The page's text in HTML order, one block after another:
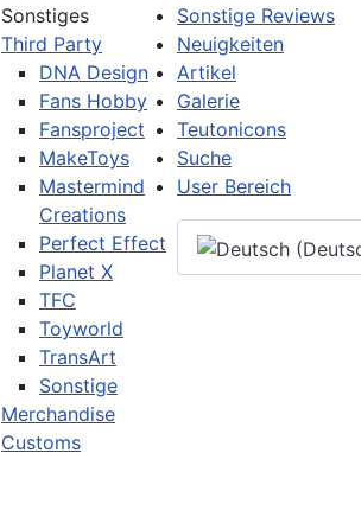
Sonstiges
Third Party
DNA Design
Fans Hobby
Fansproject
MakeToys
Mastermind
Creations
Perfect Effect
Planet X
TFC
Toyworld
TransArt
Sonstige
Merchandise
Customs
Sonstige Reviews
Neuigkeiten
Artikel
Galerie
Teutonicons
Suche
User Bereich